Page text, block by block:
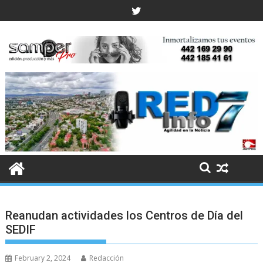
to
Reanudan actividades los Centros de Día del
SEDIF
February 2, 2024 Redacción